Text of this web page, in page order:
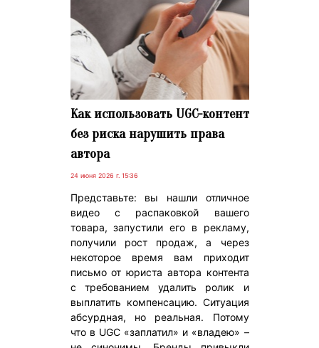
Как использовать UGC-контент
без риска нарушить права
автора
24 июня 2026 г. 15:36
Представьте: вы нашли отличное
видео с распаковкой вашего
товара, запустили его в рекламу,
получили рост продаж, а через
некоторое время вам приходит
письмо от юриста автора контента
с требованием удалить ролик и
выплатить компенсацию. Ситуация
абсурдная, но реальная. Потому
что в UGC «заплатил» и «владею» –